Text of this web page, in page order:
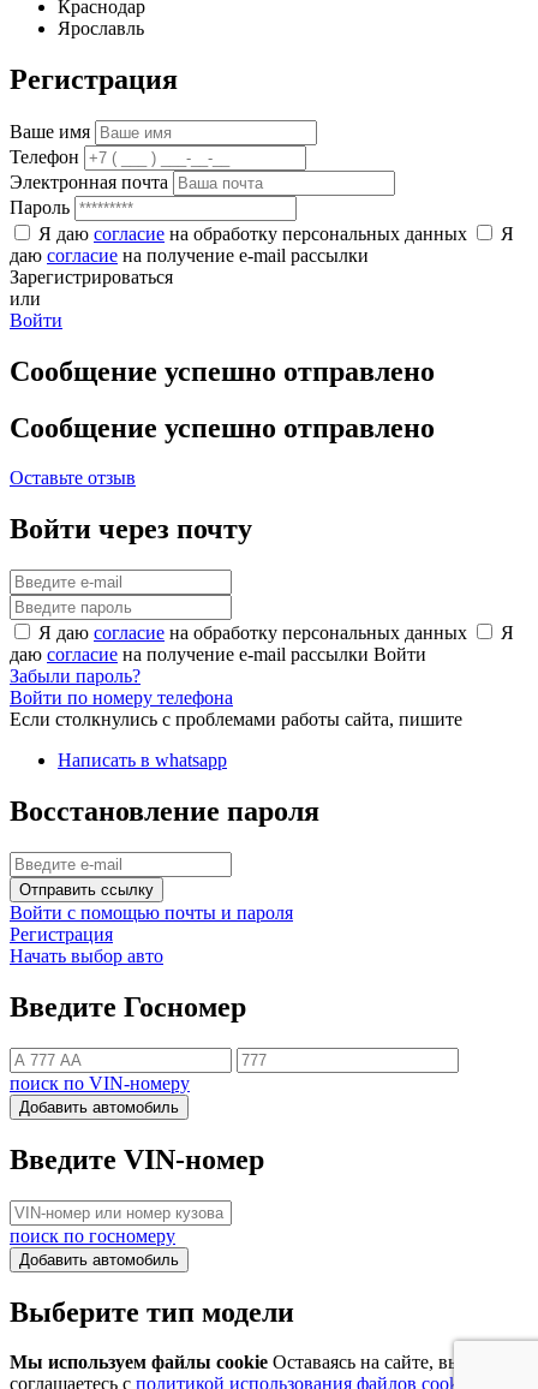
Краснодар
Ярославль
Регистрация
Ваше имя
Телефон
Электронная почта
Пароль
Я даю согласие на обработку персональных данных
Я
даю согласие на получение e-mail рассылки
Зарегистрироваться
или
Войти
Сообщение успешно отправлено
Сообщение успешно отправлено
Оставьте отзыв
Войти через почту
Я даю согласие на обработку персональных данных
Я
даю согласие на получение e-mail рассылки Войти
Забыли пароль?
Войти по номеру телефона
Если столкнулись с проблемами работы сайта, пишите
Написать в whatsapp
Восстановление пароля
Отправить ссылку
Войти с помощью почты и пароля
Регистрация
Начать выбор авто
Введите Госномер
поиск по VIN-номеру
Добавить автомобиль
Введите VIN-номер
поиск по госномеру
Добавить автомобиль
Выберите тип модели
Мы используем файлы cookie Оставаясь на сайте, вы
соглашаетесь с политикой использования файлов cookie